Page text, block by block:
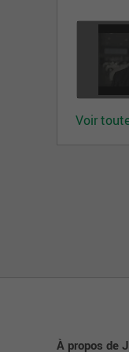
trouvent
Voir
À propos de